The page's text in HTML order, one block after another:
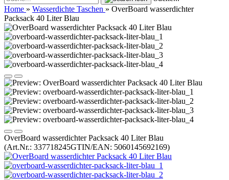
Home » Wasserdichte Taschen » OverBoard wasserdichter
Packsack 40 Liter Blau
OverBoard wasserdichter Packsack 40 Liter Blau
(Art.Nr.: 337718245GTIN/EAN: 5060145692169)